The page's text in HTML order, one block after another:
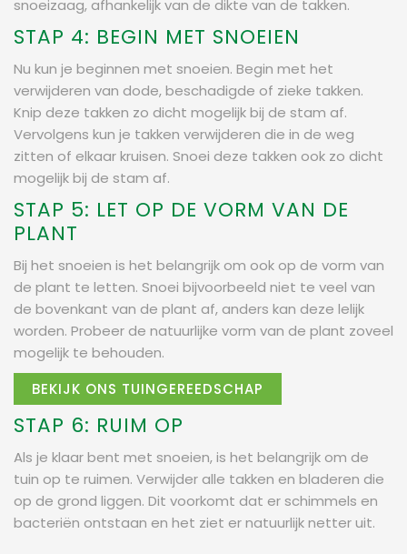
snoeizaag, afhankelijk van de dikte van de takken.
STAP 4: BEGIN MET SNOEIEN
Nu kun je beginnen met snoeien. Begin met het
verwijderen van dode, beschadigde of zieke takken.
Knip deze takken zo dicht mogelijk bij de stam af.
Vervolgens kun je takken verwijderen die in de weg
zitten of elkaar kruisen. Snoei deze takken ook zo dicht
mogelijk bij de stam af.
STAP 5: LET OP DE VORM VAN DE
PLANT
Bij het snoeien is het belangrijk om ook op de vorm van
de plant te letten. Snoei bijvoorbeeld niet te veel van
de bovenkant van de plant af, anders kan deze lelijk
worden. Probeer de natuurlijke vorm van de plant zoveel
mogelijk te behouden.
BEKIJK ONS TUINGEREEDSCHAP
STAP 6: RUIM OP
Als je klaar bent met snoeien, is het belangrijk om de
tuin op te ruimen. Verwijder alle takken en bladeren die
op de grond liggen. Dit voorkomt dat er schimmels en
bacteriën ontstaan en het ziet er natuurlijk netter uit.